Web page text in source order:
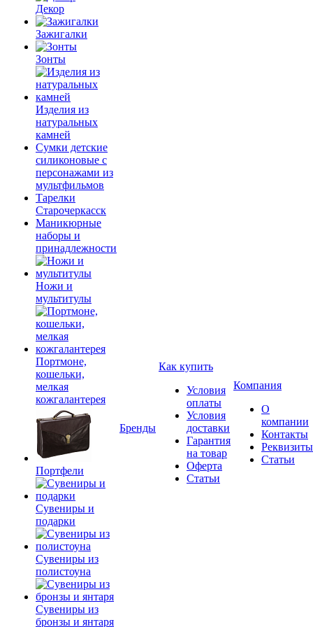
Декор
Зажигалки
Зонты
Изделия из
натуральных
камней
Сумки детские
силиконовые с
персонажами из
мультфильмов
Тарелки
Старочеркасск
Маникюрные
наборы и
принадлежности
Ножи и
мультитулы
Портмоне,
кошельки,
мелкая
кожгалантерея
Портфели
Сувениры и
подарки
Сувениры из
полистоуна
Сувениры из
бронзы и янтаря
Бренды
Как купить
Условия
оплаты
Условия
доставки
Гарантия
на товар
Оферта
Статьи
Компания
О
компании
Контакты
Реквизиты
Статьи